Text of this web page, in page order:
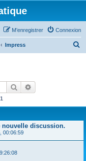
Connexion
M’enregistrer
Impress
Rechercher
1
discussion.
00:06:59